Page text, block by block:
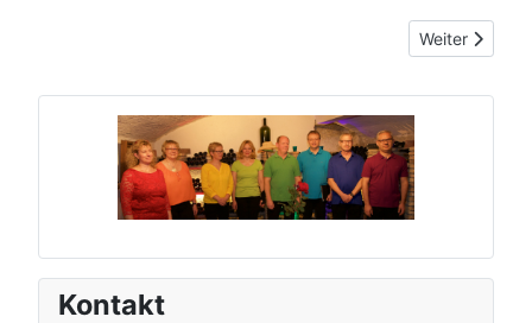
Nächster
Weiter
Kontakt